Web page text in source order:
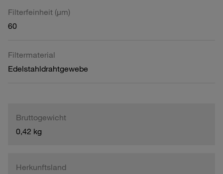
Filterfeinheit (µm)
60
Filtermaterial
Edelstahldrahtgewebe
Bruttogewicht
0,42 kg
Herkunftsland